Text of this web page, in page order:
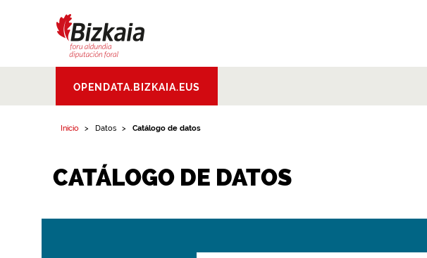
Aldundia.Diputacion
Foral de Bizkaia
OPENDATA.BIZKAIA.EUS
Inicio Datos Catálogo de datos
CATÁLOGO DE DATOS